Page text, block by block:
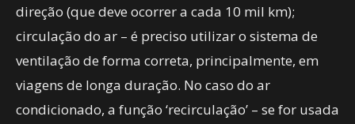
direção (que deve ocorrer a cada 10 mil km);
circulação do ar – é preciso utilizar o sistema de
ventilação de forma correta, principalmente, em
viagens de longa duração. No caso do ar
condicionado, a função ‘recirculação’ – se for usada